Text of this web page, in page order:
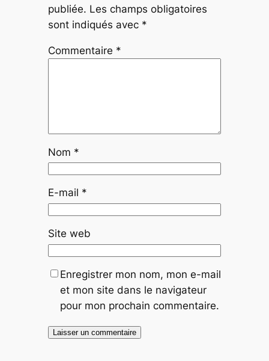
publiée. Les champs obligatoires
sont indiqués avec *
Commentaire *
Nom *
E-mail *
Site web
Enregistrer mon nom, mon e-mail
et mon site dans le navigateur
pour mon prochain commentaire.